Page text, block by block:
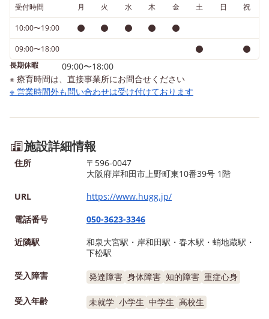
受付時間 月 火 水 木 金 土 日 祝
10:00〜19:00
09:00〜18:00
長期休暇
09:00〜18:00
※ 療育時間は、直接事業所にお問合せください
※ 営業時間外も問い合わせは受け付けております
施設詳細情報
住所
〒596-0047
大阪府岸和田市上野町東10番39号 1階
URL
https://www.hugg.jp/
電話番号
050-3623-3346
近隣駅
和泉大宮駅・岸和田駅・春木駅・蛸地蔵駅・
下松駅
受入障害
発達障害 身体障害 知的障害 重症心身
受入年齢 未就学 小学生 中学生 高校生